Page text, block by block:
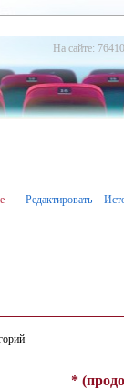
На сайте:
Редактировать
*